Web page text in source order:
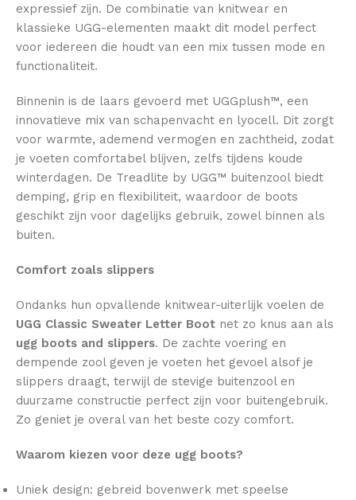
expressief zijn. De combinatie van knitwear en
klassieke UGG-elementen maakt dit model perfect
voor iedereen die houdt van een mix tussen mode en
functionaliteit.
Binnenin is de laars gevoerd met UGGplush™, een
innovatieve mix van schapenvacht en lyocell. Dit zorgt
voor warmte, ademend vermogen en zachtheid, zodat
je voeten comfortabel blijven, zelfs tijdens koude
winterdagen. De Treadlite by UGG™ buitenzool biedt
demping, grip en flexibiliteit, waardoor de boots
geschikt zijn voor dagelijks gebruik, zowel binnen als
buiten.
Comfort zoals slippers
Ondanks hun opvallende knitwear-uiterlijk voelen de
UGG Classic Sweater Letter Boot net zo knus aan als
ugg boots and slippers. De zachte voering en
dempende zool geven je voeten het gevoel alsof je
slippers draagt, terwijl de stevige buitenzool en
duurzame constructie perfect zijn voor buitengebruik.
Zo geniet je overal van het beste cozy comfort.
Waarom kiezen voor deze ugg boots?
Uniek design: gebreid bovenwerk met speelse